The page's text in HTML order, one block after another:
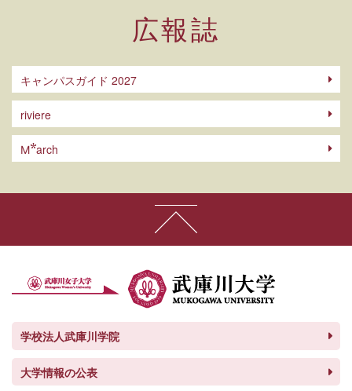
広報誌
キャンパスガイド 2027
riviere
M arch
学校法人武庫川学院
大学情報の公表